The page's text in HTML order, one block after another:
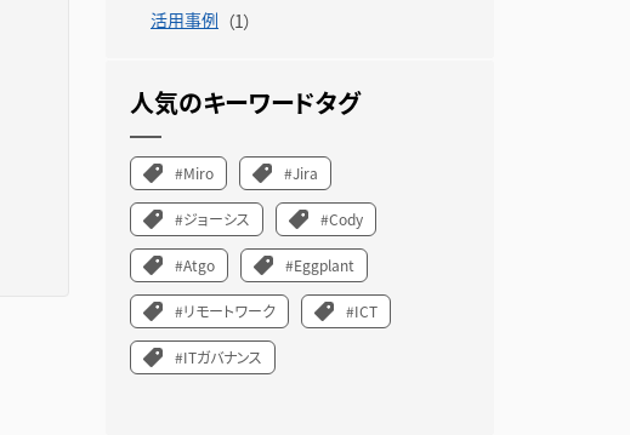
活用事例
人気のキーワードタグ
#Miro #Jira
#ジョーシス #Cody
#Atgo #Eggplant
#リモートワーク #ICT
#ITガバナンス